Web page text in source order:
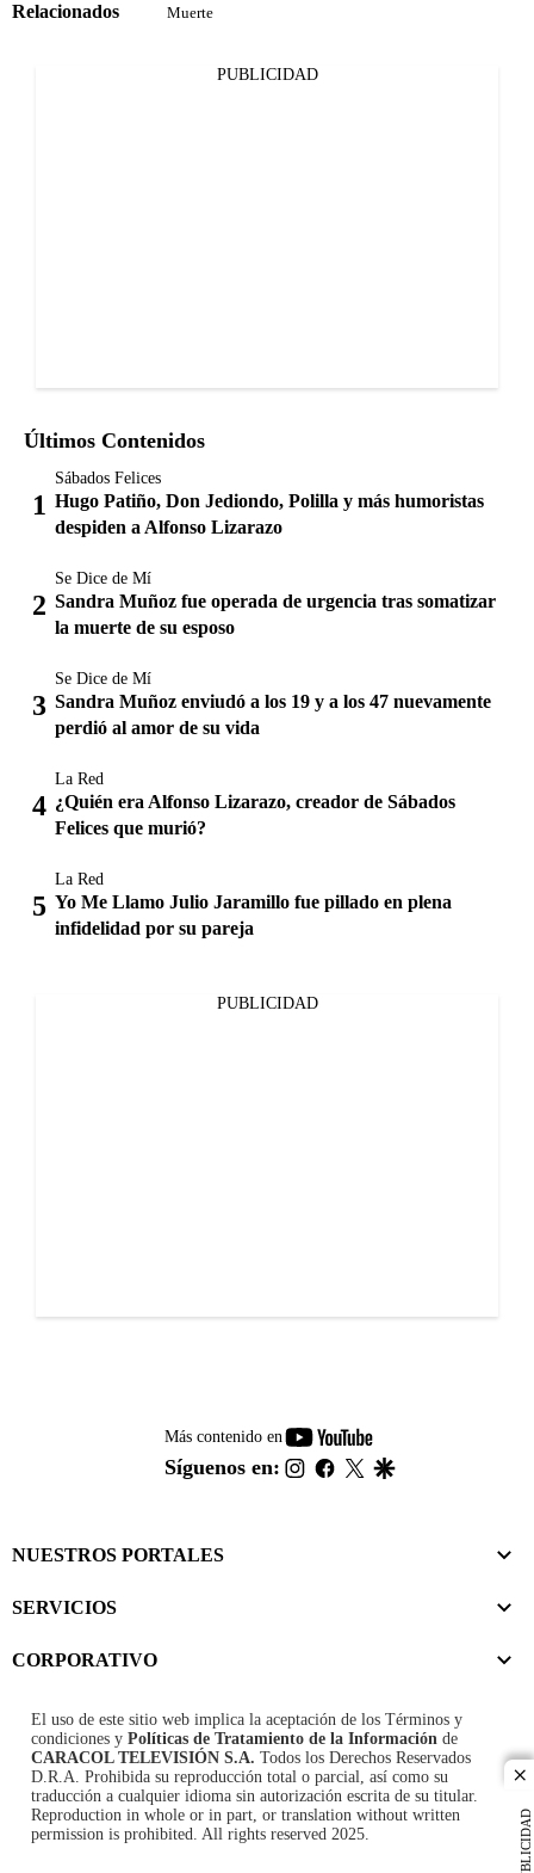
PUBLICIDAD
Relacionados Muerte
PUBLICIDAD
Últimos Contenidos
Sábados Felices
Hugo Patiño, Don Jediondo, Polilla y más humoristas
despiden a Alfonso Lizarazo
Se Dice de Mí
Sandra Muñoz fue operada de urgencia tras somatizar
la muerte de su esposo
Se Dice de Mí
Sandra Muñoz enviudó a los 19 y a los 47 nuevamente
perdió al amor de su vida
La Red
¿Quién era Alfonso Lizarazo, creador de Sábados
Felices que murió?
La Red
Yo Me Llamo Julio Jaramillo fue pillado en plena
infidelidad por su pareja
PUBLICIDAD
Más contenido en
youtube-
footer
Síguenos en: instagram
facebook
twitter
NUESTROS PORTALES
SERVICIOS
CORPORATIVO
El uso de este sitio web implica la aceptación de los Términos y
condiciones y Políticas de Tratamiento de la Información de
CARACOL TELEVISIÓN S.A. Todos los Derechos Reservados
D.R.A. Prohibida su reproducción total o parcial, así como su
traducción a cualquier idioma sin autorización escrita de su titular.
Reproduction in whole or in part, or translation without written
permission is prohibited. All rights reserved 2025.